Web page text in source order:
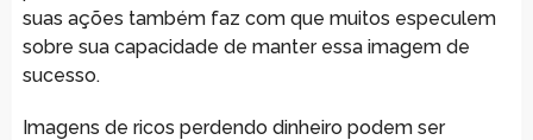
suas ações também faz com que muitos especulem
sobre sua capacidade de manter essa imagem de
sucesso.
Imagens de ricos perdendo dinheiro podem ser